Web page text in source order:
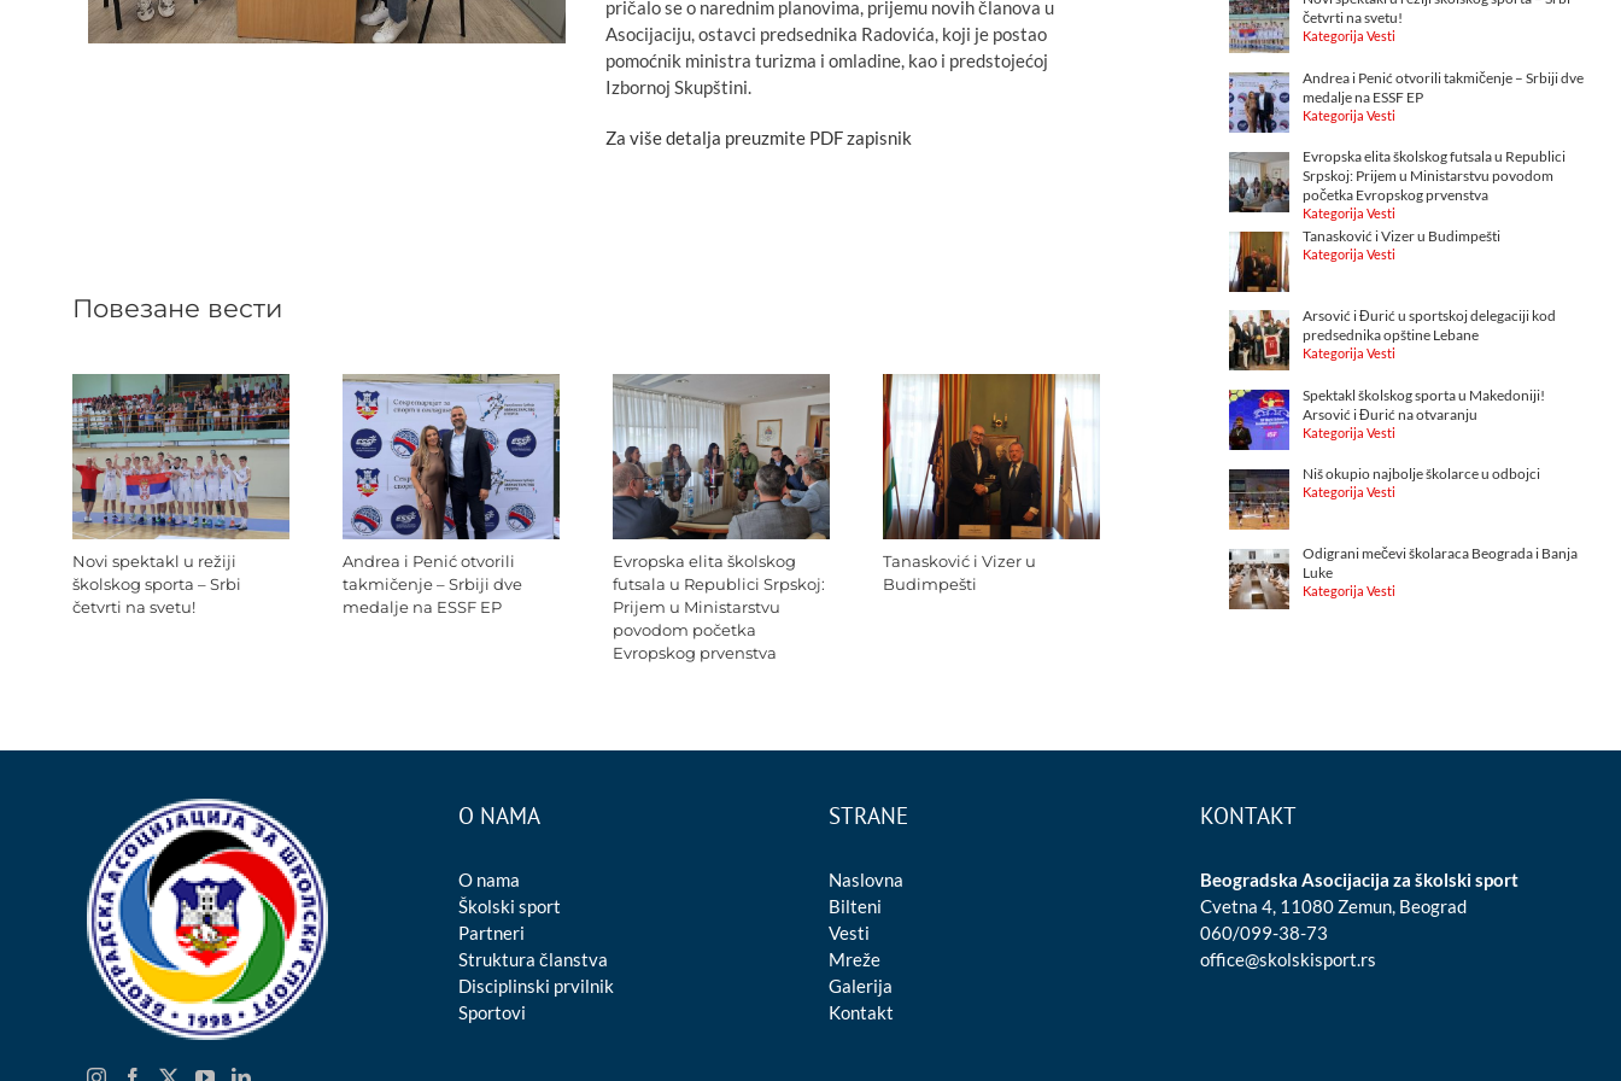
pričalo se o narednim planovima, prijemu novih članova u
Asocijaciju, ostavci predsednika Radovića, koji je postao
pomoćnik ministra turizma i omladine, kao i predstojećoj
Izbornoj Skupštini.
Za više detalja preuzmite PDF zapisnik
Повезане вести
Novi spektakl u režiji
školskog sporta – Srbi
četvrti na svetu!
Andrea i Penić otvorili
takmičenje – Srbiji dve
medalje na ESSF EP
Evropska elita školskog
futsala u Republici Srpskoj:
Prijem u Ministarstvu
povodom početka
Evropskog prvenstva
Tanasković i Vizer u
Budimpešti
četvrti na svetu!
Kategorija Vesti
Andrea i Penić otvorili takmičenje – Srbiji dve
medalje na ESSF EP
Kategorija Vesti
Evropska elita školskog futsala u Republici
Srpskoj: Prijem u Ministarstvu povodom
početka Evropskog prvenstva
Kategorija Vesti
Tanasković i Vizer u Budimpešti
Kategorija Vesti
Arsović i Đurić u sportskoj delegaciji kod
predsednika opštine Lebane
Kategorija Vesti
Spektakl školskog sporta u Makedoniji!
Arsović i Đurić na otvaranju
Kategorija Vesti
Niš okupio najbolje školarce u odbojci
Kategorija Vesti
Odigrani mečevi školaraca Beograda i Banja
Luke
Kategorija Vesti
O NAMA
O nama
Školski sport
Partneri
Struktura članstva
Disciplinski prvilnik
Sportovi
STRANE
Naslovna
Bilteni
Vesti
Mreže
Galerija
Kontakt
KONTAKT
Beogradska Asocijacija za školski sport
Cvetna 4, 11080 Zemun, Beograd
060/099-38-73
office@skolskisport.rs